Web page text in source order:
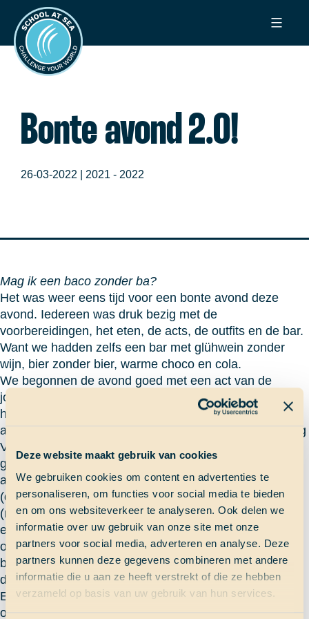
Deze website maakt gebruik van cookies
We gebruiken cookies om content en advertenties te
personaliseren, om functies voor social media te bieden
en om ons websiteverkeer te analyseren. Ook delen we
informatie over uw gebruik van onze site met onze
partners voor social media, adverteren en analyse. Deze
partners kunnen deze gegevens combineren met andere
informatie die u aan ze heeft verstrekt of die ze hebben
verzameld op basis van uw gebruik van hun services.
naar
inhoud
School
at
Sea
Bonte avond 2.0!
26-03-2022 | 2021 - 2022
Mag ik een baco zonder ba?
Het was weer eens tijd voor een bonte avond deze
avond. Iedereen was druk bezig met de
voorbereidingen, het eten, de acts, de outfits en de bar.
Want we hadden zelfs een bar met glühwein zonder
wijn, bier zonder bier, warme choco en cola.
We begonnen de avond goed met een act van de
jongens, waarin ik de hoofdrol speelde als Arjen de
herder… Daarna hadden we vele optredens, van
armworstelwedstrijden tot een aflevering van Opsporing
Verzocht, je kon het zo gek niet bedenken. Zelf
geschreven liedjes tot complete musicals, het kon
allemaal. Uiteindelijk heeft onze enige echte Lil Salt
(docent) armpje geworsteld met onze held Flipper
(matroos) onder luid gejoel van de hele zaal. De avond
eindigde met veel gezelligheid en plezier, toen we al
onze SaS-bangers met volle borst meezongen. Toen
begon het aftellen, er was nog iemand jarig de dag
daarna.
En dat heeft ze zeker gemerkt om 12 uur. Een avond
om nooit te vergeten.